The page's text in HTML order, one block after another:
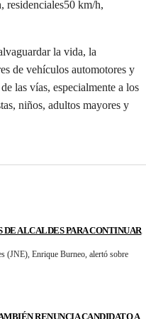
, residenciales50 km/h,
la vida, la
de vehículos automotores y
las vías, especialmente a los
niños, adultos mayores y
ALCALDES PARA CONTINUAR
(JNE), Enrique Burneo, alertó sobre
RENUNCIA CANDIDATO A